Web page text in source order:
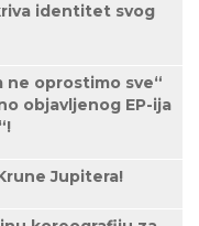
identitet svog
ne oprostimo sve“
objavljenog EP-ija
Jupitera!